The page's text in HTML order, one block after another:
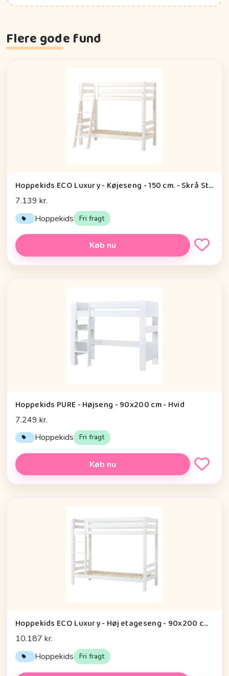
Flere gode fund
Hoppekids ECO Luxury - Køjeseng - 150 cm. - Skrå Stige - Flere Størrelser - Hvid
7.139 kr.
Hoppekids Fri fragt
Køb nu
Hoppekids PURE - Højseng - 90x200 cm - Hvid
7.249 kr.
Hoppekids Fri fragt
Køb nu
Hoppekids ECO Luxury - Høj etageseng - 90x200 cm. - Fleksibel Indlægsbund - Hvid
10.187 kr.
Hoppekids Fri fragt